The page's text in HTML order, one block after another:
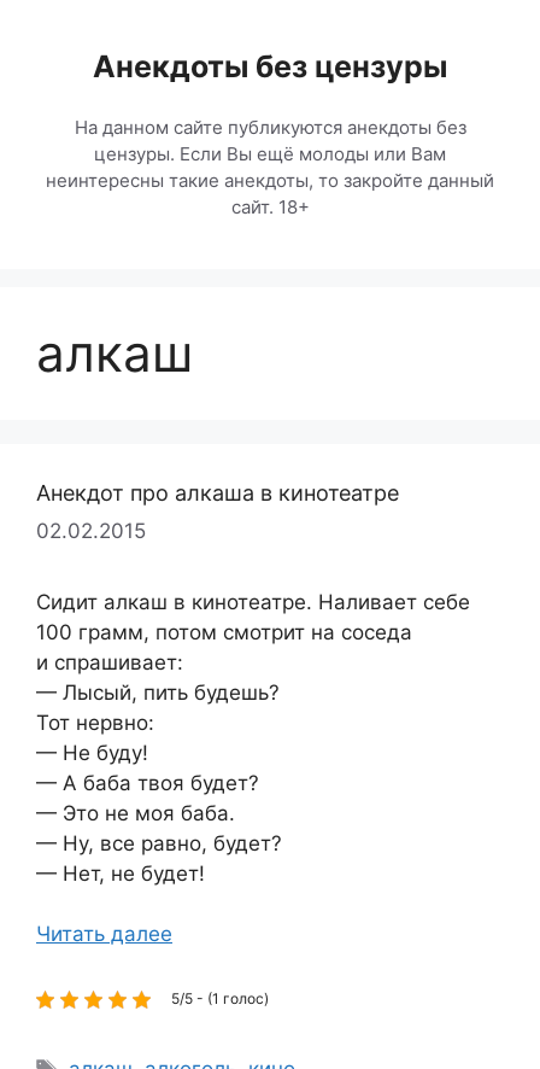
содержимомуАнекдоты без цензуры
На данном сайте публикуются анекдоты без
цензуры. Если Вы ещё молоды или Вам
неинтересны такие анекдоты, то закройте данный
сайт. 18+
алкаш
Анекдот про алкаша в кинотеатре
02.02.2015
Сидит алкаш в кинотеатре. Наливает себе
100 грамм, потом смотрит на соседа
и спрашивает:
— Лысый, пить будешь?
Тот нервно:
— Не буду!
— А баба твоя будет?
— Это не моя баба.
— Ну, все равно, будет?
— Нет, не будет!
Читать далее
5/5 - (1 голос)
Метки